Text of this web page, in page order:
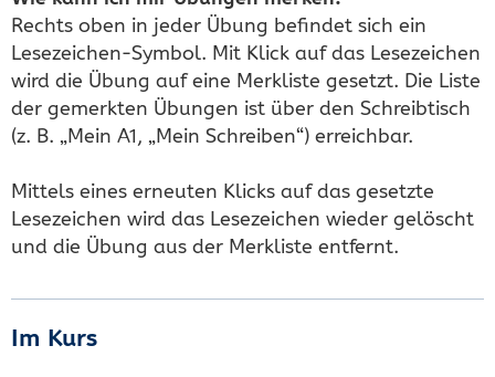
Rechts oben in jeder Übung befindet sich ein
Lesezeichen-Symbol. Mit Klick auf das Lesezeichen
wird die Übung auf eine Merkliste gesetzt. Die Liste
der gemerkten Übungen ist über den Schreibtisch
(z. B. „Mein A1, „Mein Schreiben“) erreichbar.
Mittels eines erneuten Klicks auf das gesetzte
Lesezeichen wird das Lesezeichen wieder gelöscht
und die Übung aus der Merkliste entfernt.
Im Kurs